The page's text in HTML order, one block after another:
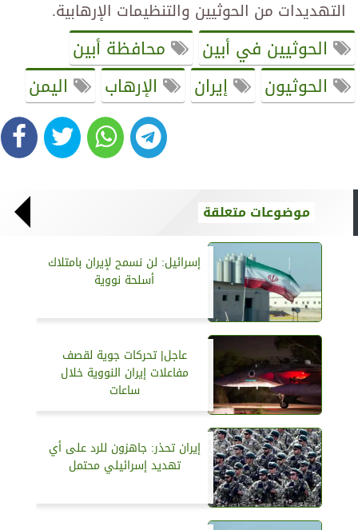
التهديدات من الحوثيين والتنظيمات الإرهابية.
الحوثيين في أبين
محافظة أبين
الحوثيون
إيران الإرهاب اليمن
موضوعات متعلقة
إسرائيل: لن نسمح لإيران بامتلاك
أسلحة نووية
عاجل| تحركات جوية لقصف
مفاعلات إيران النووية خلال
ساعات
إيران تحذر: جاهزون للرد على أي
تهديد إسرائيلي محتمل